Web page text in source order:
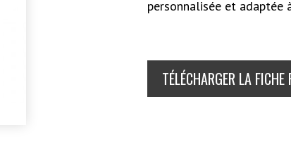
personnalisée et adaptée
TÉLÉCHARGER LA